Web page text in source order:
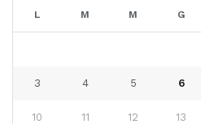
L M M G
3 4 5 6
10 11 12 13